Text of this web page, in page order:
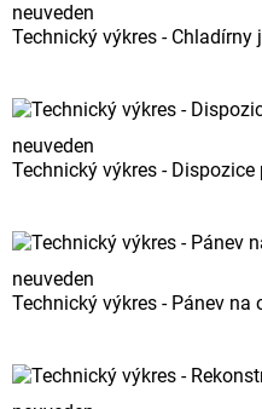
neuveden
Technický výkres - Chladírny
neuveden
Technický výkres -
neuveden
Technický výkres - Pánev